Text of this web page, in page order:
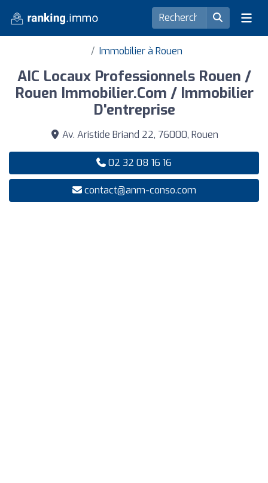
Immobilier à Rouen
AIC Locaux Professionnels Rouen /
Rouen Immobilier.Com / Immobilier
D'entreprise
Av. Aristide Briand 22, 76000, Rouen
02 32 08 16 16
contact@anm-conso.com